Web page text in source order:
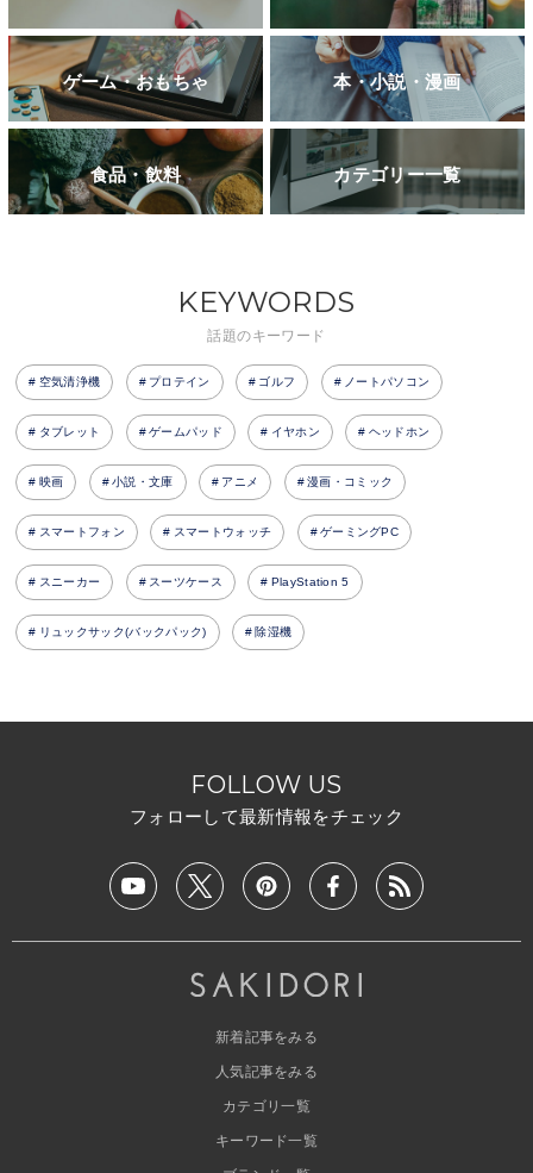
ゲーム・おもちゃ 本・小説・漫画
食品・飲料 カテゴリー一覧
KEYWORDS
話題のキーワード
空気清浄機 プロテイン ゴルフ ノートパソコン
タブレット ゲームパッド イヤホン ヘッドホン
映画 小説・文庫 アニメ 漫画・コミック
スマートフォン スマートウォッチ ゲーミングPC
スニーカー スーツケース PlayStation 5
リュックサック(バックパック) 除湿機
FOLLOW US
フォローして最新情報をチェック
新着記事をみる
人気記事をみる
カテゴリ一覧
キーワード一覧